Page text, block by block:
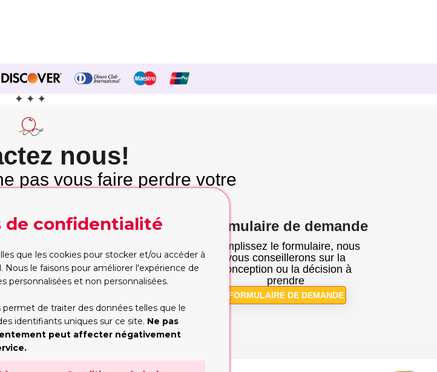
nous!
pas vous faire perdre votre
d'ouverture(GMT+1):
Samedi: 10h - 17h. Dimanche:
fermé
Formulaire de demande
Remplissez le formulaire, nous
vous conseillerons sur la
conception ou la décision à
prendre
FORMULAIRE DE DEMANDE
WhatsApp
Commencez la conversation
dès maintenant, on s'occupe
du reste!
de confidentialité
que les cookies pour stocker et/ou accéder à
Nous le faisons pour améliorer l'expérience de
personnalisées et non personnalisées.
de traiter des données telles que le
identifiants uniques sur ce site. Ne pas
peut affecter négativement